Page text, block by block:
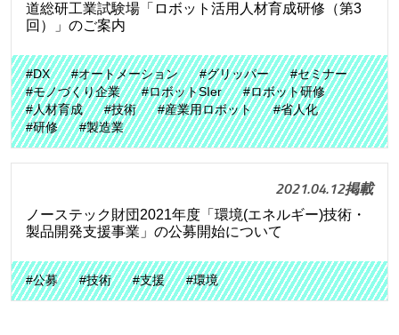
道総研工業試験場「ロボット活用人材育成研修（第3
回）」のご案内
#DX #オートメーション #グリッパー
#セミナー
#モノづくり企業
#ロボットSIer
#ロボット研修
#人材育成
#技術 #産業用ロボット
#省人化
#研修
#製造業
2021.04.12掲載
ノーステック財団2021年度「環境(エネルギー)技術・
製品開発支援事業」の公募開始について
#公募 #技術 #支援 #環境